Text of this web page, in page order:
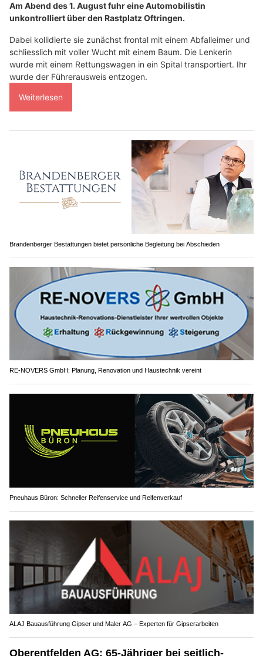
Am Abend des 1. August fuhr eine Automobilistin
unkontrolliert über den Rastplatz Oftringen.
Dabei kollidierte sie zunächst frontal mit einem Abfalleimer und
schliesslich mit voller Wucht mit einem Baum. Die Lenkerin
wurde mit einem Rettungswagen in ein Spital transportiert. Ihr
wurde der Führerausweis entzogen.
Weiterlesen
Brandenberger Bestattungen bietet persönliche Begleitung bei Abschieden
RE-NOVERS GmbH: Planung, Renovation und Haustechnik vereint
Pneuhaus Büron: Schneller Reifenservice und Reifenverkauf
ALAJ Bauausführung Gipser und Maler AG – Experten für Gipserarbeiten
Oberentfelden AG: 65-Jähriger bei seitlich-